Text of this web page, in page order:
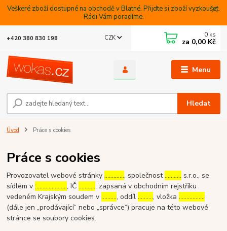
Veškeré zboží dostupné na obchodě v Blatné. Přijdte si zboží vyzkoušet.
Rádi Vám poradíme.
Menu
CZK
Hledat
+420 380 830 198 0 ks
za 0,00 Kč
Úvod Práce s cookies
Práce s cookies
Provozovatel webové stránky…………., společnost……….. s.r.o., se
sídlem v…………………, IČ……….., zapsaná v obchodním rejstříku
vedeném Krajským soudem v………., oddíl………., vložka……………..
(dále jen „prodávající“ nebo „správce“) pracuje na této webové
stránce se soubory cookies.